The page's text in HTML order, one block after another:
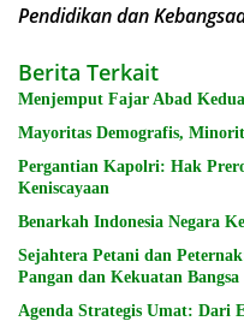
Pendidikan dan
Berita Terkait
Menjemput Fajar Abad
Mayoritas Demografis,
Pergantian Kapolri: Hak
Keniscayaan
Benarkah Indonesia Negara
Sejahtera Petani dan
Pangan dan Kekuatan Bangsa
Agenda Strategis Umat: Dari